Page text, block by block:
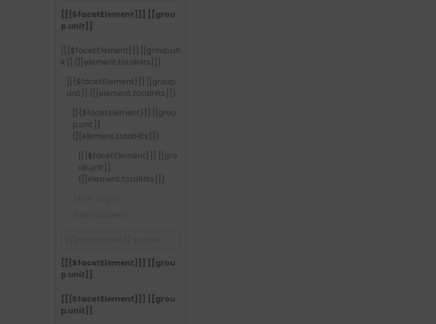
[[{$facetElement}]] [[grou
p.unit]]
[[{$facetElement}]] [[group.un
it]]
([[element.totalHits]])
[[{$facetElement}]] [[group.
unit]]
([[element.totalHits]])
[[{$facetElement}]] [[grou
p.unit]]
([[element.totalHits]])
[[{$facetElement}]] [[gro
up.unit]]
([[element.totalHits]])
[[{$facetElement}]] [[grou
p.unit]]
[[{$facetElement}]] [[grou
p.unit]]